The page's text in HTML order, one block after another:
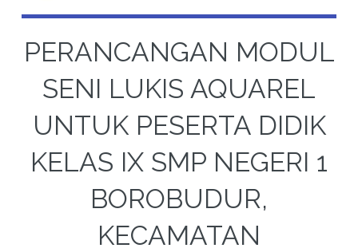
PERANCANGAN MODUL
SENI LUKIS AQUAREL
UNTUK PESERTA DIDIK
KELAS IX SMP NEGERI 1
BOROBUDUR,
KECAMATAN